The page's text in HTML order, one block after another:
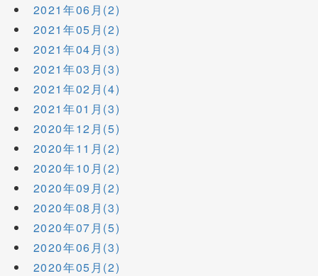
2021年06月(2)
2021年05月(2)
2021年04月(3)
2021年03月(3)
2021年02月(4)
2021年01月(3)
2020年12月(5)
2020年11月(2)
2020年10月(2)
2020年09月(2)
2020年08月(3)
2020年07月(5)
2020年06月(3)
2020年05月(2)